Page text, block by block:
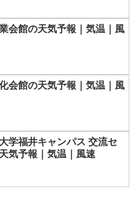
会館の天気予報｜気温｜風
会館の天気予報｜気温｜風
学福井キャンパス 交流セ
気予報｜気温｜風速